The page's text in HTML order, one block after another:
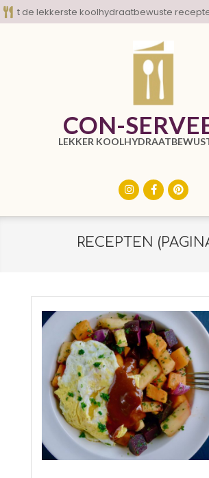
Skip
to
de lekkerste koolhydraatbewuste recepten!
CON-
LEKKER
RECEPTEN